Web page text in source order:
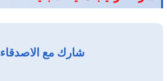
شارك مع الاصدقاء